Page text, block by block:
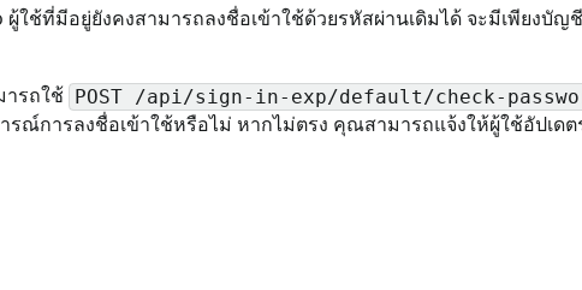
ใช้ที่มีอยู่ยังคงสามารถลงชื่อเข้าใช้ด้วยรหัสผ่านเดิมได้ จะมีเพียงบั
ารถใช้ POST /api/sign-in-exp/default/check-
ณ์การลงชื่อเข้าใช้หรือไม่ หากไม่ตรง คุณสามารถแจ้งให้ผู้ใช้อัปเ